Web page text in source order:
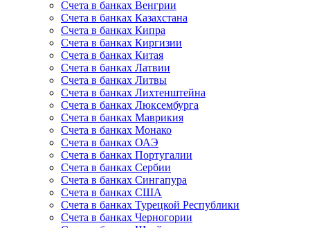
Счета в банках Венгрии
Счета в банках Казахстана
Счета в банках Кипра
Счета в банках Киргизии
Счета в банках Китая
Счета в банках Латвии
Счета в банках Литвы
Счета в банках Лихтенштейна
Счета в банках Люксембурга
Счета в банках Маврикия
Счета в банках Монако
Счета в банках ОАЭ
Счета в банках Португалии
Счета в банках Сербии
Счета в банках Сингапура
Счета в банках США
Счета в банках Турецкой Республики
Счета в банках Черногории